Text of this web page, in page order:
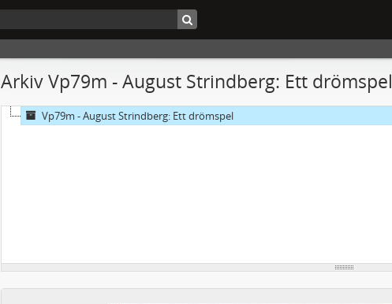
Arkiv Vp79m - August Strindberg: Ett drömspel
Vp79m - August Strindberg: Ett drömspel